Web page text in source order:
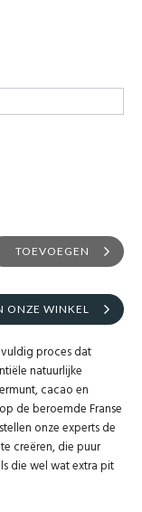
TOEVOEGEN
ONZE WINKEL
proces dat
natuurlijke
cacao en
de beroemde Franse
onze experts de
creëren, die puur
die wel wat extra pit